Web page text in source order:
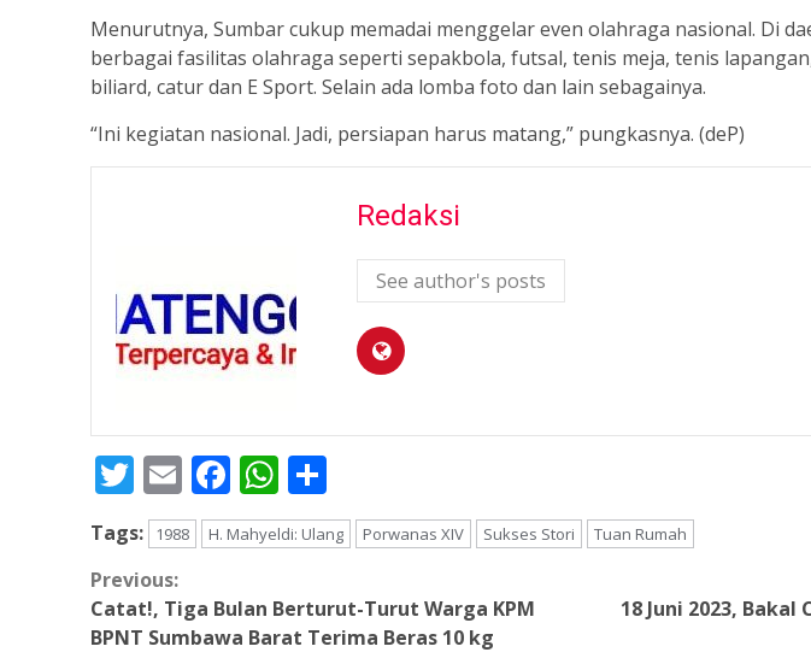
Menurutnya, Sumbar cukup memadai menggelar even olahraga nasional. Di
berbagai fasilitas olahraga seperti sepakbola, futsal, tenis meja, tenis
biliard, catur dan E Sport. Selain ada lomba foto dan lain sebagainya.
“Ini kegiatan nasional. Jadi, persiapan harus matang,” pungkasnya. (deP)
Redaksi
See author's posts
Twitter
EmailFacebook
WhatsApp
Tags: 1988 H. Mahyeldi: Ulang Porwanas XIV Sukses Stori Tuan Rumah
Continue
Reading
Previous:
Catat!, Tiga Bulan Berturut-Turut Warga KPM
BPNT Sumbawa Barat Terima Beras 10 kg
18 Juni 2023, Bakal